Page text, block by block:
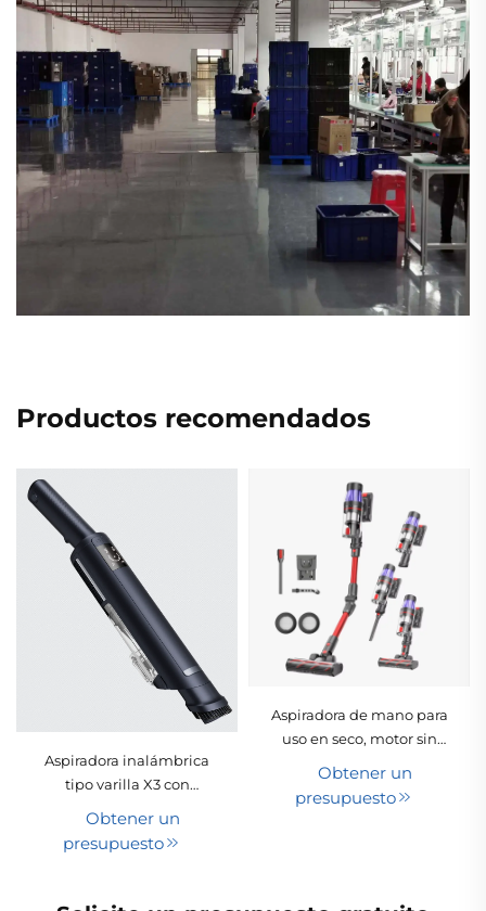
Productos recomendados
Aspiradora inalámbrica
tipo varilla X3 con
tecnología ciclónica,
mascotas y alfombras,
extraíble, apta para uso
Obtener un
presupuesto
Aspiradora de mano para
uso en seco, motor sin
escobillas, succión de
polvo de 650 ml, batería
doméstico, en
Obtener un
presupuesto